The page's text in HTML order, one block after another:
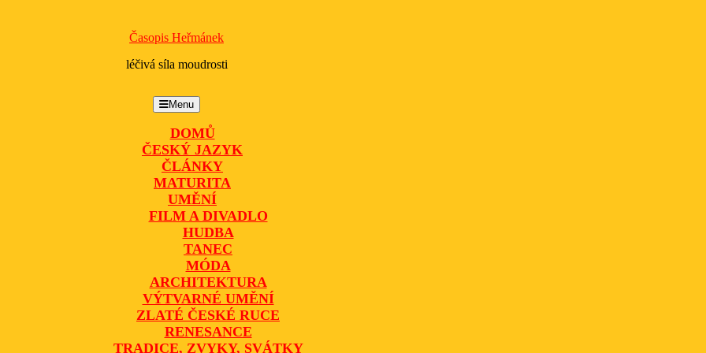
Časopis Heřmánek
léčivá síla moudrosti
MenuMenu
DOMŮ
ČESKÝ JAZYK
ČLÁNKY
MATURITA
UMĚNÍ
FILM A DIVADLO
HUDBA
TANEC
MÓDA
ARCHITEKTURA
VÝTVARNÉ UMĚNÍ
ZLATÉ ČESKÉ RUCE
RENESANCE
TRADICE, ZVYKY, SVÁTKY